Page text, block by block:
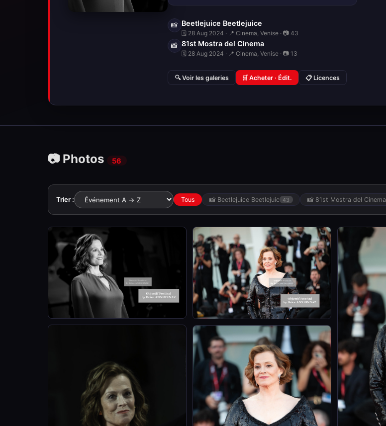
📸 Beetlejuice Beetlejuice
🗓 28 Aug 2024 · 📍 Cinema, Venise · 📷 43
📸 81st Mostra del Cinema
🗓 28 Aug 2024 · 📍 Cinema, Venise · 📷 13
🔍 Voir les galeries 🛒 Acheter · Édit. 📋 Licences
📷 Photos 56
Trier : Tous 📸 Beetlejuice Beetlejuic 43 📸 81st Mostra del Cinema